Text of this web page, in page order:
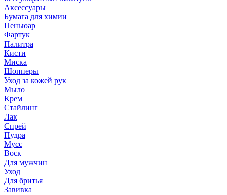
Аксессуары
Бумага для химии
Пеньюар
Фартук
Палитра
Кисти
Миска
Шопперы
Уход за кожей рук
Мыло
Крем
Стайлинг
Лак
Спрей
Пудра
Мусс
Воск
Для мужчин
Уход
Для бритья
Завивка